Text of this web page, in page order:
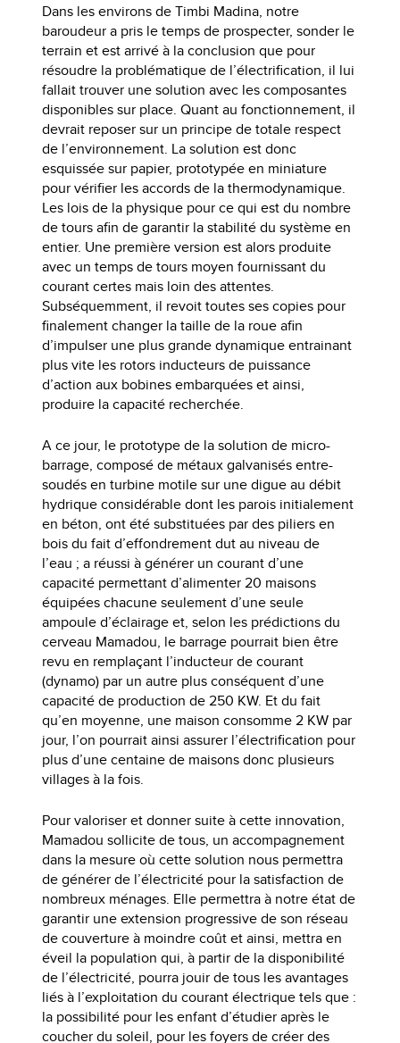
Dans les environs de Timbi Madina, notre
baroudeur a pris le temps de prospecter, sonder le
terrain et est arrivé à la conclusion que pour
résoudre la problématique de l’électrification, il lui
fallait trouver une solution avec les composantes
disponibles sur place. Quant au fonctionnement, il
devrait reposer sur un principe de totale respect
de l’environnement. La solution est donc
esquissée sur papier, prototypée en miniature
pour vérifier les accords de la thermodynamique.
Les lois de la physique pour ce qui est du nombre
de tours afin de garantir la stabilité du système en
entier. Une première version est alors produite
avec un temps de tours moyen fournissant du
courant certes mais loin des attentes.
Subséquemment, il revoit toutes ses copies pour
finalement changer la taille de la roue afin
d’impulser une plus grande dynamique entrainant
plus vite les rotors inducteurs de puissance
d’action aux bobines embarquées et ainsi,
produire la capacité recherchée.
A ce jour, le prototype de la solution de micro-
barrage, composé de métaux galvanisés entre-
soudés en turbine motile sur une digue au débit
hydrique considérable dont les parois initialement
en béton, ont été substituées par des piliers en
bois du fait d’effondrement dut au niveau de
l’eau ; a réussi à générer un courant d’une
capacité permettant d’alimenter 20 maisons
équipées chacune seulement d’une seule
ampoule d’éclairage et, selon les prédictions du
cerveau Mamadou, le barrage pourrait bien être
revu en remplaçant l’inducteur de courant
(dynamo) par un autre plus conséquent d’une
capacité de production de 250 KW. Et du fait
qu’en moyenne, une maison consomme 2 KW par
jour, l’on pourrait ainsi assurer l’électrification pour
plus d’une centaine de maisons donc plusieurs
villages à la fois.
Pour valoriser et donner suite à cette innovation,
Mamadou sollicite de tous, un accompagnement
dans la mesure où cette solution nous permettra
de générer de l’électricité pour la satisfaction de
nombreux ménages. Elle permettra à notre état de
garantir une extension progressive de son réseau
de couverture à moindre coût et ainsi, mettra en
éveil la population qui, à partir de la disponibilité
de l’électricité, pourra jouir de tous les avantages
liés à l’exploitation du courant électrique tels que :
la possibilité pour les enfant d’étudier après le
coucher du soleil, pour les foyers de créer des